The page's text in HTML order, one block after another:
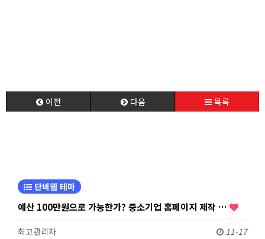
이전 다음 목록
단비웹 테마
예산 100만원으로 가능한가? 중소기업 홈페이지 제작 …
최고관리자 11-17